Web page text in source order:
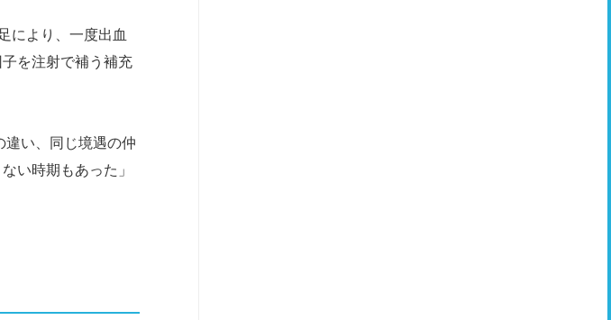
により、一度出血
を注射で補う補充
違い、同じ境遇の仲
い時期もあった」